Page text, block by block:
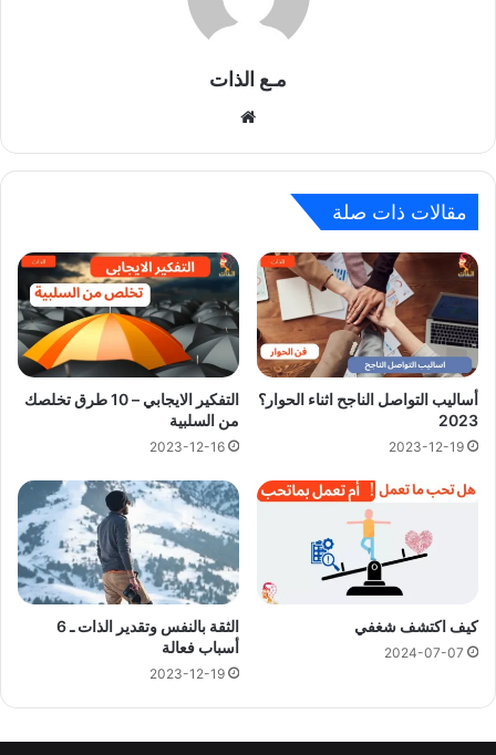
مـع الذات
مقالات ذات صلة
أساليب التواصل الناجح اثناء الحوار؟
2023
2023-12-19
التفكير الايجابي – 10 طرق تخلصك
من السلبية
2023-12-16
كيف اكتشف شغفي
2024-07-07
الثقة بالنفس وتقدير الذات ـ 6
أسباب فعالة
2023-12-19